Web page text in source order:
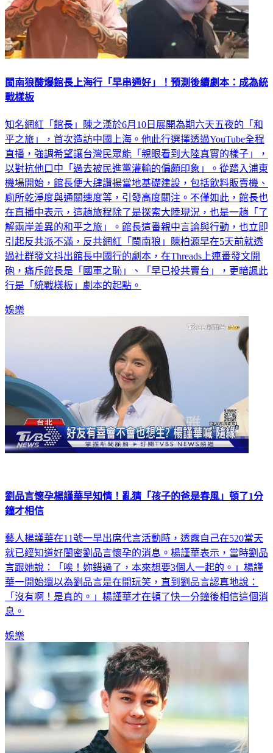
閩南狼酸爆館長上海行「早串通好」！預測後續劇本：成為統
戰樣板
知名網紅「館長」陳之漢於6月10日展開為期六天五夜的「和
平之旅」，首次造訪中國上海。他此行選擇透過YouTube全程
直播，強調希望讓台灣民眾能「親眼看到大陸真實的樣子」，
以對抗他口中「過去被民進黨灌輸的偏頗印象」。從踏入浦東
機場開始，館長便大肆讚揚當地基礎建設，包括飲料販賣機、
廁所乾淨度與通關速度等，引發高度關注。不僅如此，館長也
在直播中表示，這趟旅程除了是探索大陸現況，也是一趟「了
解兩岸差異的和平之旅」。館長這番親中言論與行動，也立即
引起反共派不滿，反共網紅「閩南狼」陳柏源早在5天前就透
過社群發文抖出館長中國行的劇本，在Threads上連番發文開
砲，痛斥館長是「國軍之恥」、「早已投共賣台」，更暗諷此
行是「統戰樣板」劇本的起點。
娛樂
劉品言懷孕楊謹華早知情！亂猜「孩子的爸是春風」頓了1分
鐘才相信
藝人楊謹華在11號一早出席代言活動時，透露自己在520當天
就已經知道好閨密劉品言懷孕的消息。楊謹華表示，當時劉品
言跟她說：「唉！妳錯過了，本來想要3個人一起的。」楊謹
華一開始還以為劉品言是在開玩笑，直到劉品言認真地說：
「沒有啊！是真的。」楊謹華才在頓了快一分鐘後相信這個消
息。
娛樂